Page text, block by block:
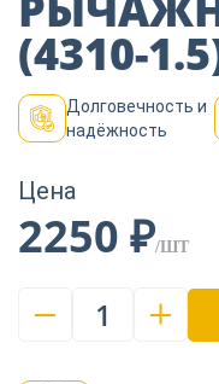
Декор
(4310-
Долговечность и
надёжность
Цена
2250 ₽/ШТ
1